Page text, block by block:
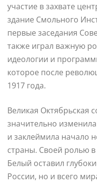
участие в захвате
здание Смольного
первые заседания
также играл важную
идеологии и
которое после
1917 года.
Великая Октябрьская
значительно
и заклеймила начало
страны. Своей ролью в
Белый оставил
России, но и всего